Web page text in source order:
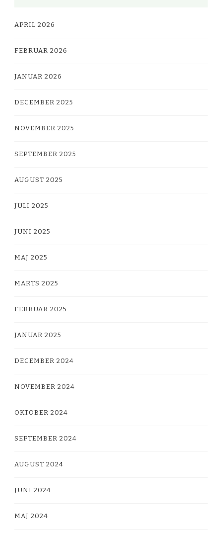
APRIL 2026
FEBRUAR 2026
JANUAR 2026
DECEMBER 2025
NOVEMBER 2025
SEPTEMBER 2025
AUGUST 2025
JULI 2025
JUNI 2025
MAJ 2025
MARTS 2025
FEBRUAR 2025
JANUAR 2025
DECEMBER 2024
NOVEMBER 2024
OKTOBER 2024
SEPTEMBER 2024
AUGUST 2024
JUNI 2024
MAJ 2024